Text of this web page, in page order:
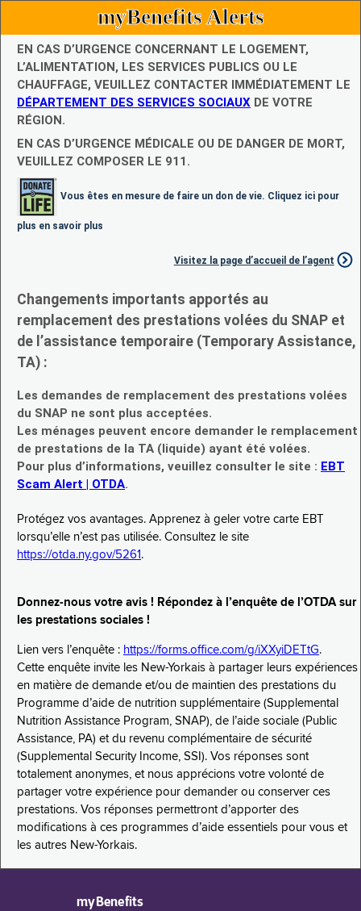
myBenefits Alerts
EN CAS D’URGENCE CONCERNANT LE LOGEMENT,
L’ALIMENTATION, LES SERVICES PUBLICS OU LE
CHAUFFAGE, VEUILLEZ CONTACTER IMMÉDIATEMENT LE
DÉPARTEMENT DES SERVICES SOCIAUX DE VOTRE
RÉGION.
EN CAS D’URGENCE MÉDICALE OU DE DANGER DE MORT,
VEUILLEZ COMPOSER LE 911.
Vous êtes en mesure de faire un don de vie. Cliquez ici pour
plus en savoir plus
Visitez la page d’accueil de l’agent
Changements importants apportés au
remplacement des prestations volées du SNAP et
de l’assistance temporaire (Temporary Assistance,
TA) :
Les demandes de remplacement des prestations volées
du SNAP ne sont plus acceptées.
Les ménages peuvent encore demander le remplacement
de prestations de la TA (liquide) ayant été volées.
Pour plus d’informations, veuillez consulter le site : EBT
Scam Alert | OTDA.
Protégez vos avantages. Apprenez à geler votre carte EBT
lorsqu’elle n’est pas utilisée. Consultez le site
https://otda.ny.gov/5261 .
Donnez-nous votre avis ! Répondez à l’enquête de l’OTDA sur
les prestations sociales !
Lien vers l’enquête : https://forms.office.com/g/iXXyiDETtG.
Cette enquête invite les New-Yorkais à partager leurs expériences
en matière de demande et/ou de maintien des prestations du
Programme d’aide de nutrition supplémentaire (Supplemental
Nutrition Assistance Program, SNAP), de l’aide sociale (Public
Assistance, PA) et du revenu complémentaire de sécurité
(Supplemental Security Income, SSI). Vos réponses sont
totalement anonymes, et nous apprécions votre volonté de
partager votre expérience pour demander ou conserver ces
prestations. Vos réponses permettront d’apporter des
modifications à ces programmes d’aide essentiels pour vous et
les autres New-Yorkais.
myBenefits